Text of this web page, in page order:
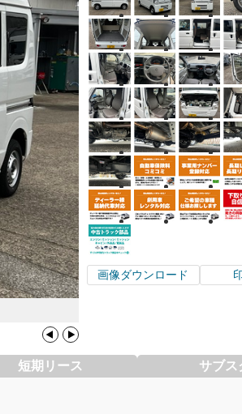
画像ダウンロード
短期リース サブス